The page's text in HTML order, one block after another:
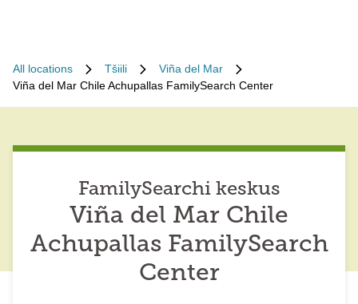
All locations Tšiili
Viña del Mar
Viña del Mar Chile Achupallas FamilySearch Center
FamilySearchi keskus
Viña del Mar Chile
Achupallas FamilySearch
Center